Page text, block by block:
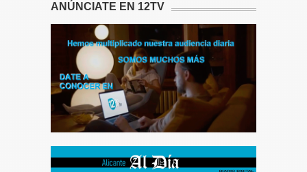
ANÚNCIATE EN 12TV